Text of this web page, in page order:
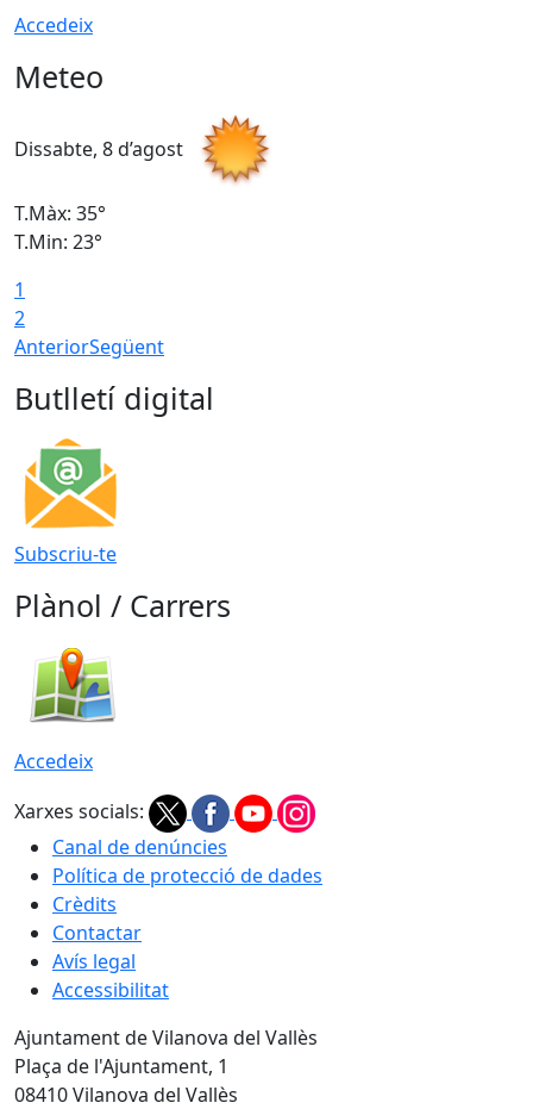
Accedeix
Meteo
Dissabte, 8 d’agost
T.Màx: 35°
T.Min: 23°
1
2
AnteriorSegüent
Butlletí digital
Subscriu-te
Plànol / Carrers
Accedeix
Xarxes socials:
Canal de denúncies
Política de protecció de dades
Crèdits
Contactar
Avís legal
Accessibilitat
Ajuntament de Vilanova del Vallès
Plaça de l'Ajuntament, 1
08410 Vilanova del Vallès